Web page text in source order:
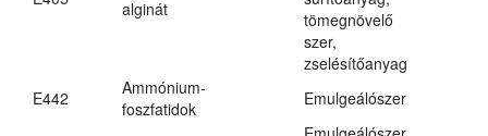
alginát
tömegnövelő
szer,
zselésítőanyag
E442
Ammónium-
foszfatidok
Emulgeálószer